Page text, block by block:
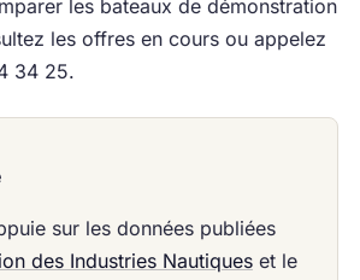
les bateaux de démonstration
les offres en cours ou appelez
34 25.
sur les données publiées
des Industries Nautiqueset le